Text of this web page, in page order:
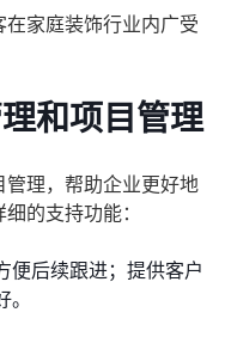
家庭装饰行业内广受
和项目管理
理，帮助企业更好地
的支持功能：
便后续跟进；提供客户